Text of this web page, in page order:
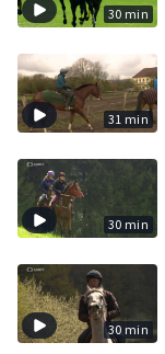
30 min
31 min
30 min
30 min